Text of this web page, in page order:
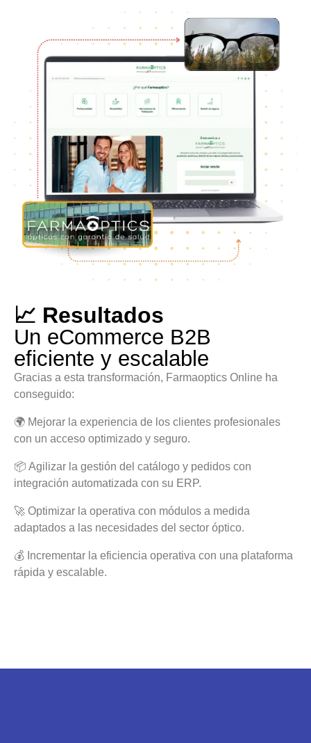
📈 Resultados
Un eCommerce B2B
eficiente y escalable
Gracias a esta transformación, Farmaoptics Online ha
conseguido:
🌍 Mejorar la experiencia de los clientes profesionales
con un acceso optimizado y seguro.
📦 Agilizar la gestión del catálogo y pedidos con
integración automatizada con su ERP.
🚀 Optimizar la operativa con módulos a medida
adaptados a las necesidades del sector óptico.
💰 Incrementar la eficiencia operativa con una plataforma
rápida y escalable.